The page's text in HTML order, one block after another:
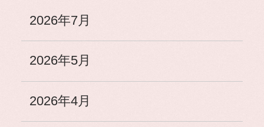
2026年7月
2026年5月
2026年4月